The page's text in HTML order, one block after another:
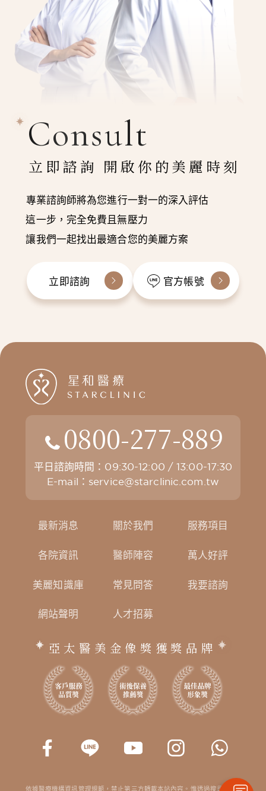
Consult
立即諮詢 開啟你的美麗時刻
專業諮詢師將為您進行一對一的深入評估
這一步，完全免費且無壓力
讓我們一起找出最適合您的美麗方案
立即諮詢 官方帳號
0800-277-889
平日諮詢時間：09:30-12:00 / 13:00-17:30
E-mail： service@starclinic.com.tw
最新消息 關於我們 服務項目
各院資訊 醫師陣容 萬人好評
美麗知識庫 常見問答 我要諮詢
網站聲明 人才招募
亞太醫美金像獎獲獎品牌
依據醫療機構資訊管理規範，禁止第三方轉載本站內容。惟透過搜尋